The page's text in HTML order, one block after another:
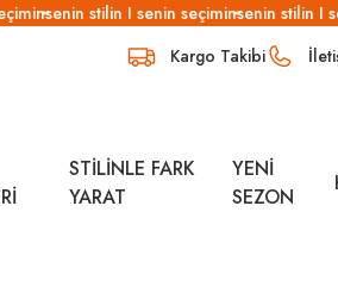
senin stilin I senin seçiminsenin stilin I
Kargo Takibi
STİLİNLE FARK
YARAT
YENİ
SEZON